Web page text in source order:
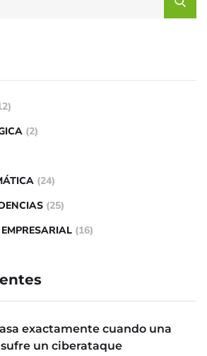
(2)
(24)
(25)
(16)
exactamente cuando una
un ciberataque